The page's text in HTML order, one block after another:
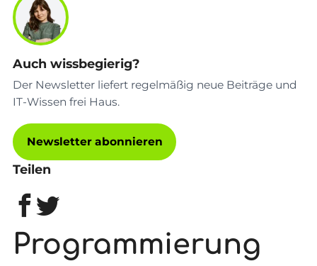
Auch wissbegierig?
Der Newsletter liefert regelmäßig neue Beiträge und
IT-Wissen frei Haus.
Newsletter abonnieren
Teilen
Programmierung